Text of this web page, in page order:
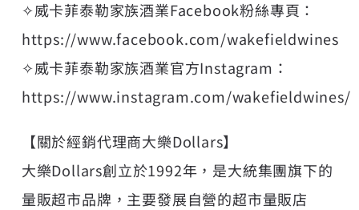
✧威卡菲泰勒家族酒業Facebook粉絲專頁：
https://www.facebook.com/wakefieldwines
✧威卡菲泰勒家族酒業官方Instagram：
https://www.instagram.com/wakefieldwines/
【關於經銷代理商大樂Dollars】
大樂Dollars創立於1992年，是大統集團旗下的
量販超市品牌，主要發展自營的超市量販店